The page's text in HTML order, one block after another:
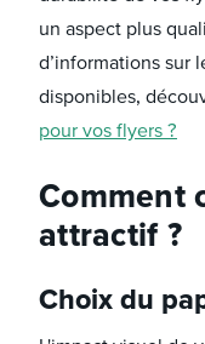
un aspect plus
d’informations sur
disponibles,
pour vos flyers ?
Comment
attractif ?
Choix du